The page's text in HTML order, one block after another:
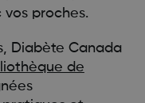
proches.
Diabète Canada
de